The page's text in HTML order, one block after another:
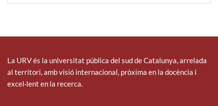
La URV és la universitat pública del sud de Catalunya, arrelada
al territori, amb visió internacional, pròxima en la docència i
excel·lent en la recerca.